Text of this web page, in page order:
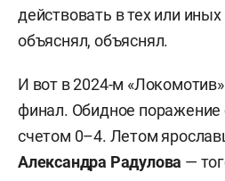
действовать в тех или
объяснял, объяснял.
И вот в 2024-м
финал. Обидное поражение
счетом 0–4. Летом
Александра Радулова —